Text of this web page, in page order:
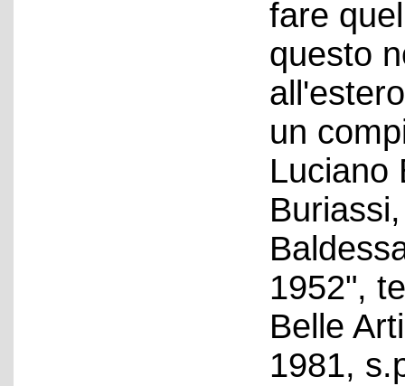
fare
questo
un
Luciano
1952",
Belle
1981,